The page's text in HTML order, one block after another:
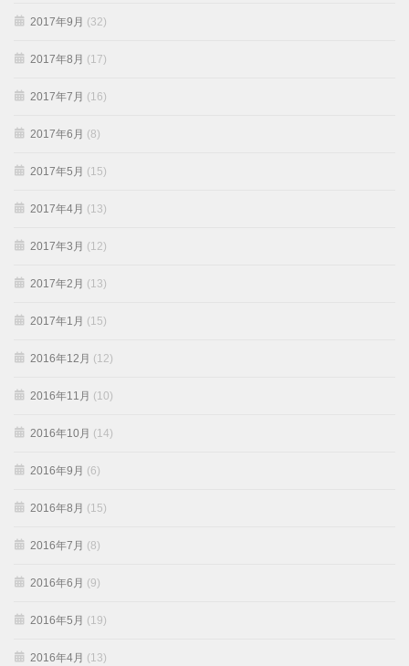
2017年9月 (32)
2017年8月 (17)
2017年7月 (16)
2017年6月 (8)
2017年5月 (15)
2017年4月 (13)
2017年3月 (12)
2017年2月 (13)
2017年1月 (15)
2016年12月 (12)
2016年11月 (10)
2016年10月 (14)
2016年9月 (6)
2016年8月 (15)
2016年7月 (8)
2016年6月 (9)
2016年5月 (19)
2016年4月 (13)